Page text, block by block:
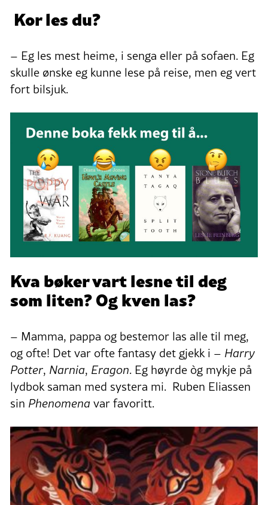
Kor les du?
– Eg les mest heime, i senga eller på sofaen. Eg
skulle ønske eg kunne lese på reise, men eg vert
fort bilsjuk.
Kva bøker vart lesne til deg
som liten? Og kven las?
– Mamma, pappa og bestemor las alle til meg,
og ofte! Det var ofte fantasy det gjekk i – Harry
Potter, Narnia, Eragon. Eg høyrde òg mykje på
lydbok saman med systera mi. Ruben Eliassen
sin Phenomena var favoritt.